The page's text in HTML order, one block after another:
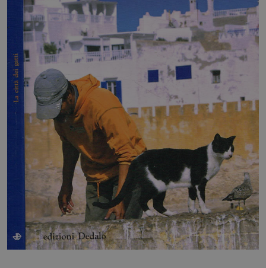
HOME
BLOG
CHI SIAMO
OUTLET
NEWSLETTER